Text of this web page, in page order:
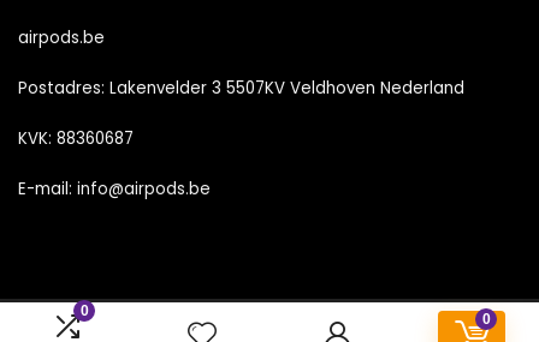
0
0
airpods.be
Postadres: Lakenvelder 3 5507KV Veldhoven Nederland
KVK: 88360687
E-mail: info@airpods.be
2023 © Airpods.be Alle rechten voorbehouden